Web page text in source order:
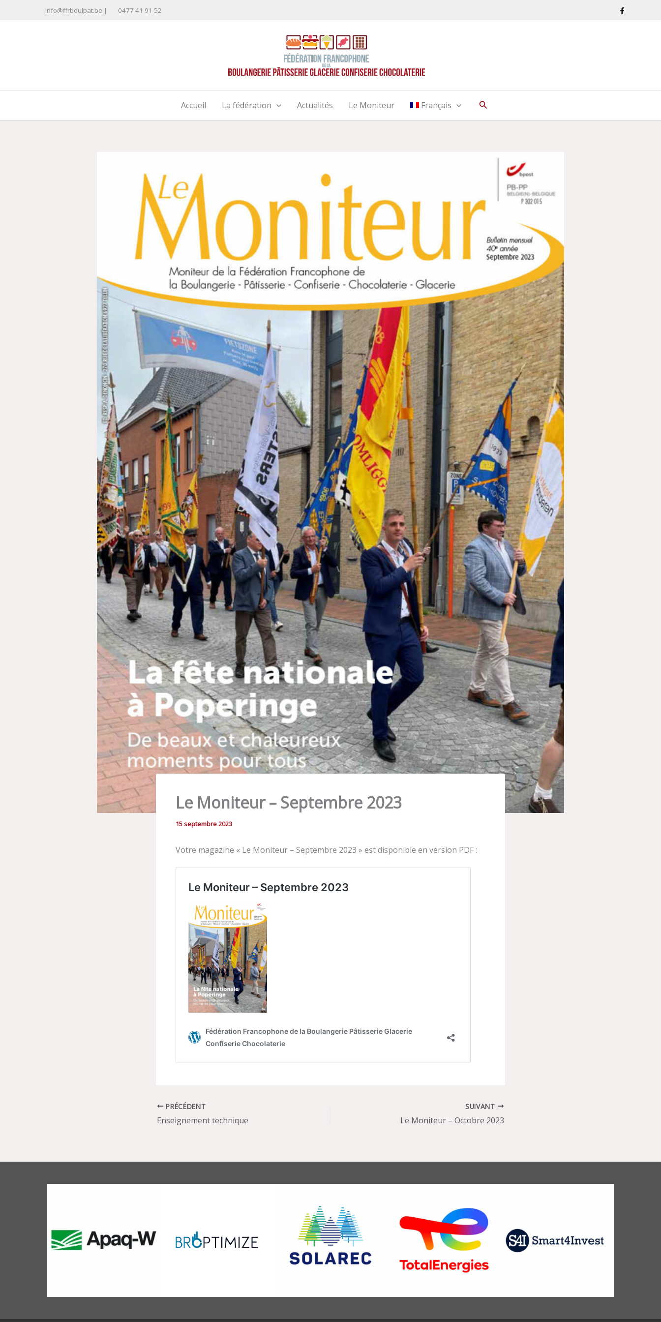
info@ffrboulpat.be | 0477 41 91 52
Accueil La fédération Actualités Le Moniteur Français Rechercher
Le Moniteur – Septembre 2023
15 septembre 2023
Votre magazine « Le Moniteur – Septembre 2023 » est disponible en version PDF :
PRÉCÉDENT
Enseignement technique
SUIVANT
Le Moniteur – Octobre 2023